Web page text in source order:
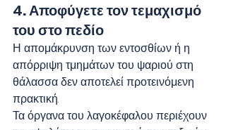
4. Αποφύγετε τον τεμαχισμό
του στο πεδίο
Η απομάκρυνση των εντοσθίων ή η
απόρριψη τμημάτων του ψαριού στη
θάλασσα δεν αποτελεί προτεινόμενη
πρακτική.
Τα όργανα του λαγοκέφαλου περιέχουν